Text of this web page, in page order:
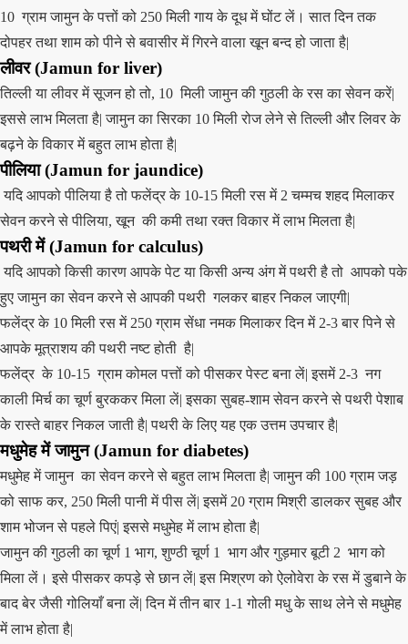
10 ग्राम जामुन के पत्तों को 250 मिली गाय के दूध में घोंट लें। सात दिन तक
दोपहर तथा शाम को पीने से बवासीर में गिरने वाला खून बन्द हो जाता है|
लीवर(Jamun for liver)
तिल्ली या लीवर में सूजन हो तो, 10 मिली जामुन की गुठली के रस का सेवन करें|
इससे लाभ मिलता है| जामुन का सिरका 10 मिली रोज लेने से तिल्ली और लिवर के
बढ़ने के विकार में बहुत लाभ होता है|
पीलिया(Jamun for jaundice)
यदि आपको पीलिया है तो फलेंद्र के 10-15 मिली रस में 2 चम्मच शहद मिलाकर
सेवन करने से पीलिया, खून की कमी तथा रक्त विकार में लाभ मिलता है|
पथरी में(Jamun for calculus)
यदि आपको किसी कारण आपके पेट या किसी अन्य अंग में पथरी है तो आपको पके
हुए जामुन का सेवन करने से आपकी पथरी गलकर बाहर निकल जाएगी|
फलेंद्र के 10 मिली रस में 250 ग्राम सेंधा नमक मिलाकर दिन में 2-3 बार पिने से
आपके मूत्राशय की पथरी नष्ट होती है|
फलेंद्र के 10-15 ग्राम कोमल पत्तों को पीसकर पेस्ट बना लें| इसमें 2-3 नग
काली मिर्च का चूर्ण बुरककर मिला लें| इसका सुबह-शाम सेवन करने से पथरी पेशाब
के रास्ते बाहर निकल जाती है| पथरी के लिए यह एक उत्तम उपचार है|
मधुमेह मेंजामुन (Jamun for diabetes)
मधुमेह में जामुन का सेवन करने से बहुत लाभ मिलता है| जामुन की 100 ग्राम जड़
को साफ कर, 250 मिली पानी में पीस लें| इसमें 20 ग्राम मिश्री डालकर सुबह और
शाम भोजन से पहले पिएं| इससे मधुमेह में लाभ होता है|
जामुन की गुठली का चूर्ण 1 भाग, शुण्ठी चूर्ण 1 भाग और गुड़मार बूटी 2 भाग को
मिला लें। इसे पीसकर कपड़े से छान लें| इस मिश्रण को ऐलोवेरा के रस में डुबाने के
बाद बेर जैसी गोलियाँ बना लें| दिन में तीन बार 1-1 गोली मधु के साथ लेने से मधुमेह
में लाभ होता है|